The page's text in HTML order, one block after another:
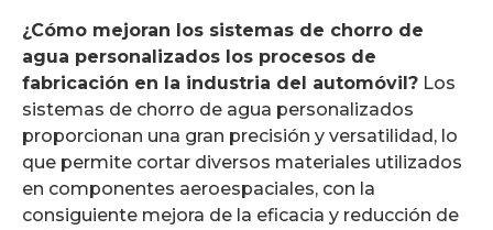
¿Cómo mejoran los sistemas de chorro de
agua personalizados los procesos de
fabricación en la industria del automóvil? Los
sistemas de chorro de agua personalizados
proporcionan una gran precisión y versatilidad, lo
que permite cortar diversos materiales utilizados
en componentes aeroespaciales, con la
consiguiente mejora de la eficacia y reducción de